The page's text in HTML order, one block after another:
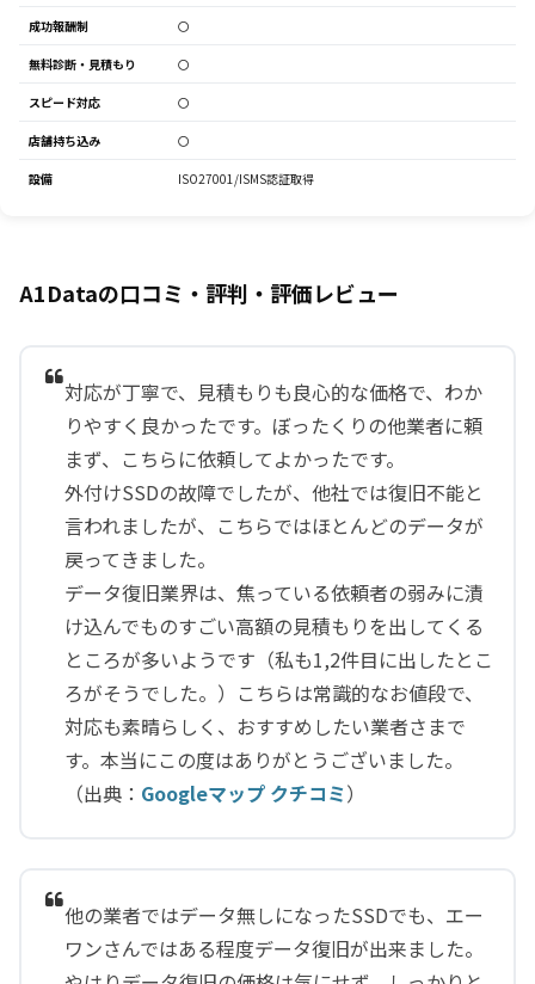
成功報酬制 〇
無料診断・見積もり 〇
スピード対応 〇
店舗持ち込み 〇
設備 ISO27001/ISMS認証取得
A1Dataの口コミ・評判・評価レビュー
対応が丁寧で、見積もりも良心的な価格で、わか
りやすく良かったです。ぼったくりの他業者に頼
まず、こちらに依頼してよかったです。
外付けSSDの故障でしたが、他社では復旧不能と
言われましたが、こちらではほとんどのデータが
戻ってきました。
データ復旧業界は、焦っている依頼者の弱みに漬
け込んでものすごい高額の見積もりを出してくる
ところが多いようです（私も1,2件目に出したとこ
ろがそうでした。）こちらは常識的なお値段で、
対応も素晴らしく、おすすめしたい業者さまで
す。本当にこの度はありがとうございました。
（出典： Googleマップ クチコミ）
他の業者ではデータ無しになったSSDでも、エー
ワンさんではある程度データ復旧が出来ました。